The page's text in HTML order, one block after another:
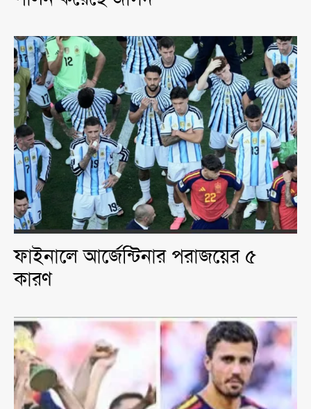
ফাইনালে আর্জেন্টিনার পরাজয়ের ৫
কারণ